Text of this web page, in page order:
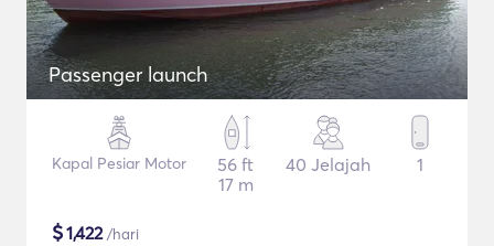
Passenger launch
Kapal Pesiar Motor
56 ft
17 m
40 Jelajah 1
$1,422/hari